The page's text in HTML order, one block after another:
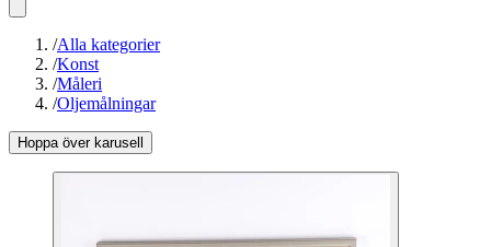
/Alla kategorier
/Konst
/Måleri
/Oljemålningar
Hoppa över karusell